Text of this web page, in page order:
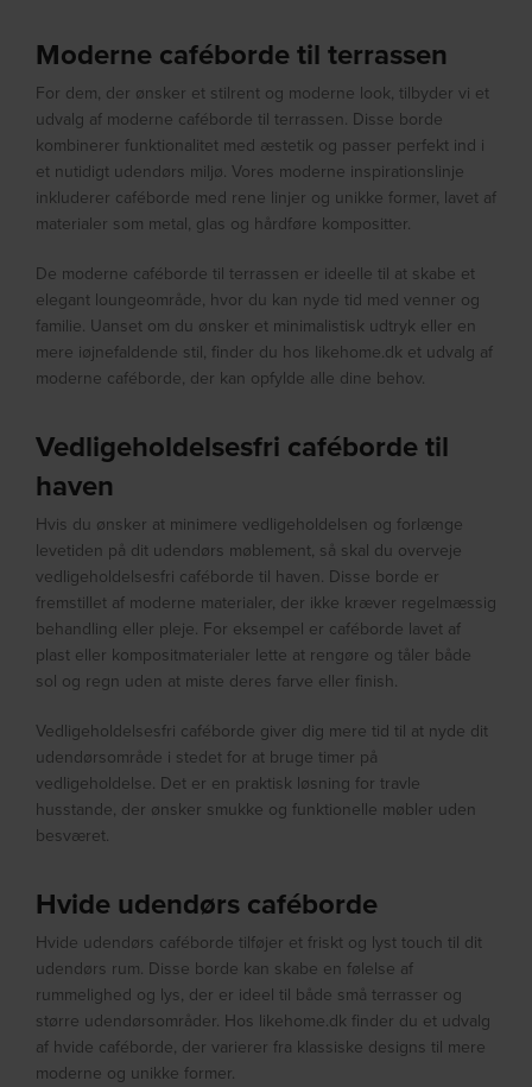
Moderne caféborde til terrassen
For dem, der ønsker et stilrent og moderne look, tilbyder vi et
udvalg af moderne caféborde til terrassen. Disse borde
kombinerer funktionalitet med æstetik og passer perfekt ind i
et nutidigt udendørs miljø. Vores moderne inspirationslinje
inkluderer caféborde med rene linjer og unikke former, lavet af
materialer som metal, glas og hårdføre kompositter.
De moderne caféborde til terrassen er ideelle til at skabe et
elegant loungeområde, hvor du kan nyde tid med venner og
familie. Uanset om du ønsker et minimalistisk udtryk eller en
mere iøjnefaldende stil, finder du hos likehome.dk et udvalg af
moderne caféborde, der kan opfylde alle dine behov.
Vedligeholdelsesfri caféborde til
haven
Hvis du ønsker at minimere vedligeholdelsen og forlænge
levetiden på dit udendørs møblement, så skal du overveje
vedligeholdelsesfri caféborde til haven. Disse borde er
fremstillet af moderne materialer, der ikke kræver regelmæssig
behandling eller pleje. For eksempel er caféborde lavet af
plast eller kompositmaterialer lette at rengøre og tåler både
sol og regn uden at miste deres farve eller finish.
Vedligeholdelsesfri caféborde giver dig mere tid til at nyde dit
udendørsområde i stedet for at bruge timer på
vedligeholdelse. Det er en praktisk løsning for travle
husstande, der ønsker smukke og funktionelle møbler uden
besværet.
Hvide udendørs caféborde
Hvide udendørs caféborde tilføjer et friskt og lyst touch til dit
udendørs rum. Disse borde kan skabe en følelse af
rummelighed og lys, der er ideel til både små terrasser og
større udendørsområder. Hos likehome.dk finder du et udvalg
af hvide caféborde, der varierer fra klassiske designs til mere
moderne og unikke former.